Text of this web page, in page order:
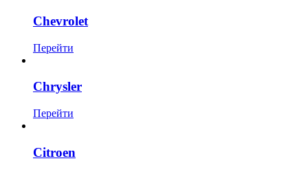
Chevrolet
Перейти
Chrysler
Перейти
Citroen